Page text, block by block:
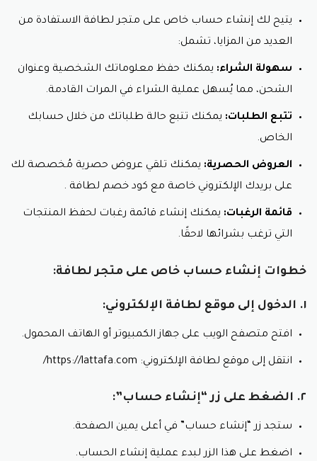
يتيح لك إنشاء حساب خاص على متجر لطافة الاستفادة من
العديد من المزايا، تشمل:
سهولة الشراء: يمكنك حفظ معلوماتك الشخصية وعنوان
الشحن، مما يُسهل عملية الشراء في المرات القادمة.
تتبع الطلبات: يمكنك تتبع حالة طلباتك من خلال حسابك
الخاص.
العروض الحصرية: يمكنك تلقي عروض حصرية مُخصصة لك
على بريدك الإلكتروني خاصة مع كود خصم لطافة .
قائمة الرغبات: يمكنك إنشاء قائمة رغبات لحفظ المنتجات
التي ترغب بشرائها لاحقًا.
خطوات إنشاء حساب خاص على متجر لطافة:
١. الدخول إلى موقع لطافة الإلكتروني:
افتح متصفح الويب على جهاز الكمبيوتر أو الهاتف المحمول.
انتقل إلى موقع لطافة الإلكتروني: https://lattafa.com/
٢. الضغط على زر “إنشاء حساب”:
ستجد زر “إنشاء حساب” في أعلى يمين الصفحة.
اضغط على هذا الزر لبدء عملية إنشاء الحساب.